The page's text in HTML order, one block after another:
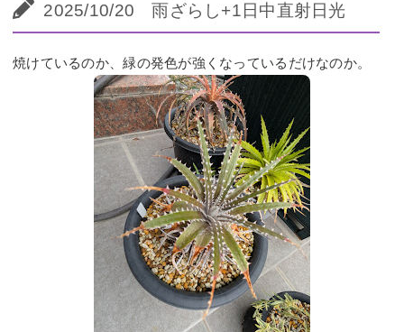
2025/10/20 雨ざらし+1日中直射日光
焼けているのか、緑の発色が強くなっているだけなのか。